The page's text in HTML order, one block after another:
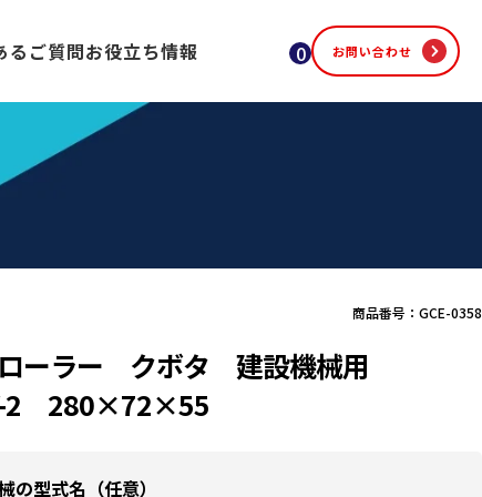
るご質問お役立ち情報 0 お問い合わせ
商品番号：GCE-0358
ーラー クボタ 建設機械用
2 280×72×55
の型式名（任意）